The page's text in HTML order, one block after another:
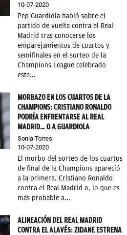
10-07-2020
Pep Guardiola habló sobre el
partido de vuelta contra el Real
Madrid tras conocerse los
emparejamientos de cuartos y
semifinales en el sorteo de la
Champions League celebrado
este...
MORBAZO EN LOS CUARTOS DE LA
CHAMPIONS: CRISTIANO RONALDO
PODRÍA ENFRENTARSE AL REAL
MADRID… O A GUARDIOLA
Sonia Torres
10-07-2020
El morbo del sorteo de los cuartos
de final de la Champions apareció
a la primera. Cristiano Ronaldo
contra el Real Madrid o, lo que es
más probable a...
ALINEACIÓN DEL REAL MADRID
CONTRA EL ALAVÉS: ZIDANE ESTRENA